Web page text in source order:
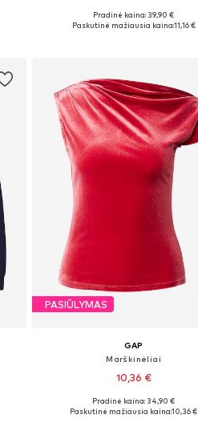
Galimi dydžiai: XS, S, M, L
Pradinė kaina: 39,90 €
Paskutinė mažiausia kaina:11,16 €
PASIŪLYMAS
GAP
Marškinėliai
10,36 €
Galimi dydžiai: XS, S, M, L, XL
Pradinė kaina: 34,90 €
Paskutinė mažiausia kaina:10,36 €